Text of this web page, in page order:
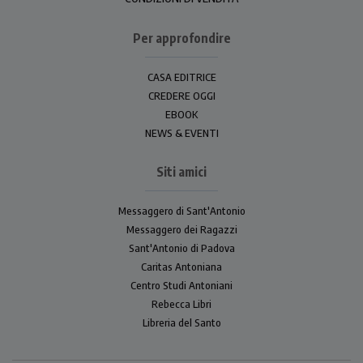
Per approfondire
CASA EDITRICE
CREDERE OGGI
EBOOK
NEWS & EVENTI
Siti amici
Messaggero di Sant'Antonio
Messaggero dei Ragazzi
Sant'Antonio di Padova
Caritas Antoniana
Centro Studi Antoniani
Rebecca Libri
Libreria del Santo